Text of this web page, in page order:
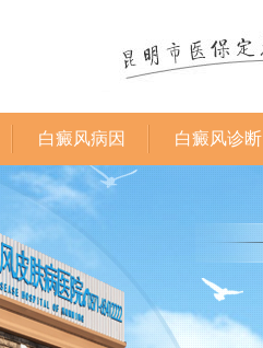
白癜风病因 白癜风诊断